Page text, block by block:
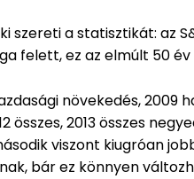
szereti a statisztikát: az
felett, ez az elmúlt 50
növekedés, 2009
összes, 2013 összes
viszont kiugróan
bár ez könnyen